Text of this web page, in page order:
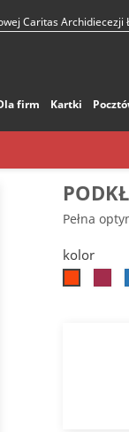
Caritas Archidiecezji
firm Kartki
Pełna
kolor